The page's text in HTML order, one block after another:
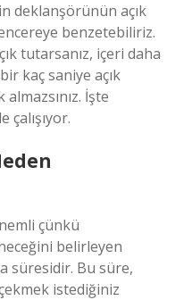
deklanşörünün açık
benzetebiliriz.
tutarsanız, içeri daha
kaç saniye açık
İşte
çalışıyor.
çünkü
belirleyen
süresidir. Bu süre,
istediğiniz